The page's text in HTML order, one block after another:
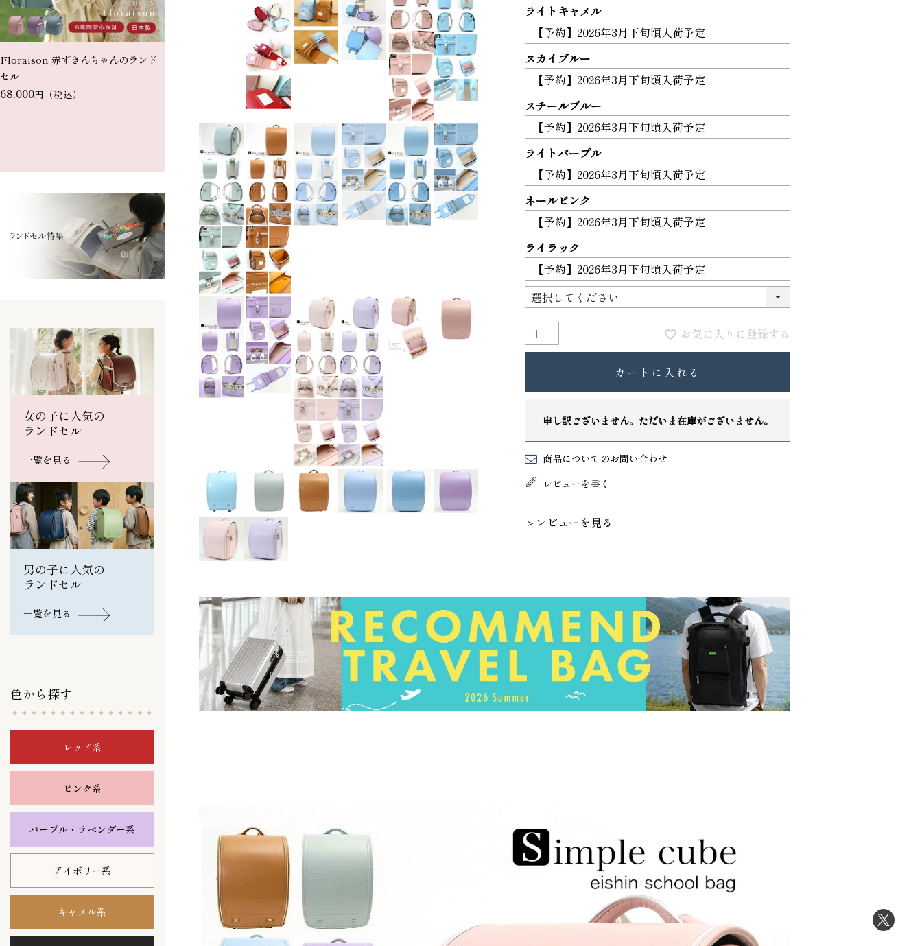
Floraison 赤ずきんちゃんのランド
セル
68,000
Floral Princess 赤ずきんちゃんのラ
Amica 赤ずきんちゃんのランドセル
MARY QUANT リトルデイジー ラ
ンドセル
89,100
ランドセル
89,100
女の子に人気の
ランドセル
一覧を見る
男の子に人気の
ランドセル
一覧を見る
色から探す
レッド系
ピンク系
パープル・ラベンダー系
アイボリー系
キャメル系
ライトキャメル
スカイブルー
スチールブルー
ライトパープル
ネールピンク
ライラック
お気に入りに登録する
カートに入れる
申し訳ございません。ただいま在庫がございません。
商品についてのお問い合わせ
レビューを書く
＞レビューを見る